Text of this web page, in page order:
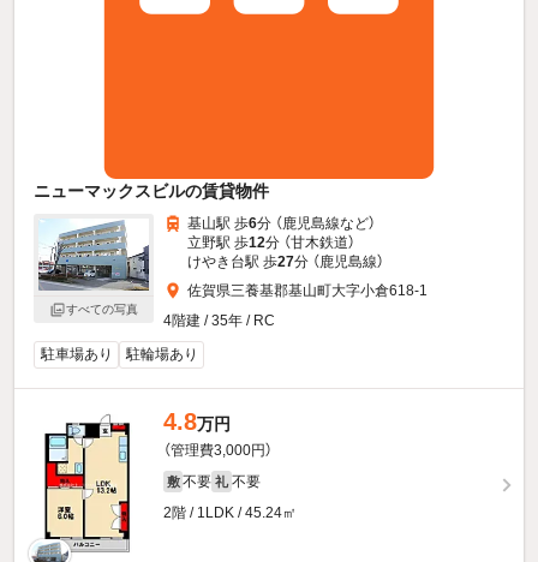
ニューマックスビルの賃貸物件
すべての写真
基山駅 歩6分 （鹿児島線など）
立野駅 歩12分 （甘木鉄道）
けやき台駅 歩27分 （鹿児島線）
佐賀県三養基郡基山町大字小倉618-1
4階建 / 35年 / RC
駐車場あり
駐輪場あり
4.8万円
（管理費3,000円）
敷 不要 礼 不要
2階 / 1LDK / 45.24㎡